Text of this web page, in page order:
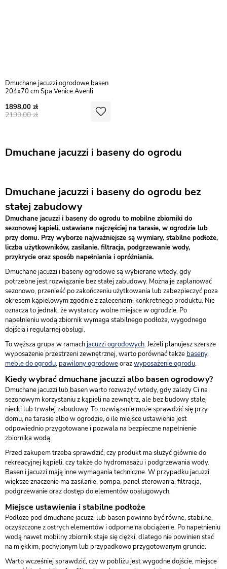
Dmuchane jacuzzi i baseny do ogrodu
Dmuchane jacuzzi i baseny do ogrodu bez
stałej zabudowy
Dmuchane jacuzzi i baseny do ogrodu to mobilne zbiorniki do
sezonowej kąpieli, ustawiane najczęściej na tarasie, w ogrodzie lub
przy domu. Przy wyborze najważniejsze są wymiary, stabilne podłoże,
liczba użytkowników, zasilanie, filtracja, podgrzewanie wody,
przykrycie oraz sposób napełniania i opróżniania.
Dmuchane jacuzzi i baseny ogrodowe są wybierane wtedy, gdy
potrzebne jest rozwiązanie bez stałej zabudowy. Można je zaplanować
sezonowo, przenieść po zakończeniu użytkowania lub zabezpieczyć poza
okresem kąpielowym zgodnie z zaleceniami konkretnego produktu. Nie
oznacza to jednak, że wystarczy wolne miejsce w ogrodzie. Po
napełnieniu wodą zbiornik wymaga stabilnego podłoża, wygodnego
dojścia i regularnej obsługi.
To węższa grupa w ramachjacuzzi ogrodowych. Jeżeli planujesz szersze
wyposażenie przestrzeni zewnętrznej, warto porównać także baseny,
meble do ogrodu, pawilony ogrodoweorazwyposażenie ogrodu.
Kiedy wybrać dmuchane jacuzzi albo basen ogrodowy?
Dmuchane jacuzzi lub basen warto rozważyć wtedy, gdy zależy Ci na
sezonowym korzystaniu z kąpieli na zewnątrz, ale bez budowy stałej
niecki lub trwałej zabudowy. To rozwiązanie może sprawdzić się przy
domu, na tarasie albo w ogrodzie, o ile miejsce ustawienia jest
odpowiednio przygotowane i pozwala na bezpieczne napełnienie
zbiornika wodą.
Przed zakupem trzeba sprawdzić, czy produkt ma służyć głównie do
rekreacyjnej kąpieli, czy także do hydromasażu i podgrzewania wody.
Basen i jacuzzi mają inne wymagania techniczne. W przypadku jacuzzi
większe znaczenie ma zasilanie, pompa, panel sterowania, filtracja,
podgrzewanie oraz dostęp do elementów obsługowych.
Miejsce ustawienia i stabilne podłoże
Podłoże pod dmuchane jacuzzi lub basen powinno być równe, stabilne,
oczyszczone z ostrych elementów i odporne na obciążenie. Po napełnieniu
wodą nawet mobilny zbiornik staje się ciężki, dlatego nie powinien stać
na miękkim, pochylonym lub przypadkowo przygotowanym gruncie.
Warto wcześniej sprawdzić, czy w pobliżu jest wygodne dojście, miejsce
Dmuchane jacuzzi ogrodowe basen
204x70 cm Spa Venice Avenli
1898,00
2199,00